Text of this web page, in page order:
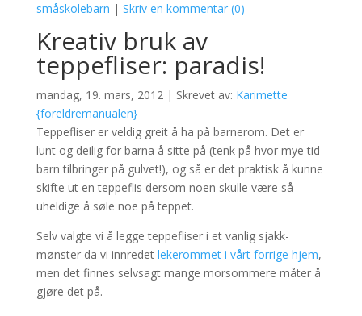
småskolebarn | Skriv en kommentar (0)
Kreativ bruk av
teppefliser: paradis!
mandag, 19. mars, 2012 | Skrevet av: Karimette
{foreldremanualen}
Teppefliser er veldig greit å ha på barnerom. Det er
lunt og deilig for barna å sitte på (tenk på hvor mye tid
barn tilbringer på gulvet!), og så er det praktisk å kunne
skifte ut en teppeflis dersom noen skulle være så
uheldige å søle noe på teppet.
Selv valgte vi å legge teppefliser i et vanlig sjakk-
mønster da vi innredet lekerommet i vårt forrige hjem,
men det finnes selvsagt mange morsommere måter å
gjøre det på.